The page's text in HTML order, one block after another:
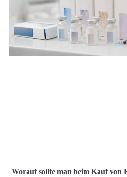
Worauf sollte man beim Kauf von